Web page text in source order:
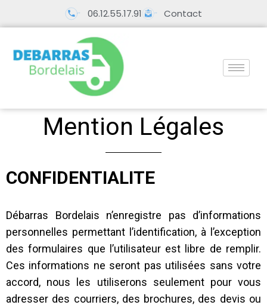
06.12.55.17.91 Contact
Mention Légales
CONFIDENTIALITE
Débarras Bordelais n’enregistre pas d’informations
personnelles permettant l’identification, à l’exception
des formulaires que l’utilisateur est libre de remplir.
Ces informations ne seront pas utilisées sans votre
accord, nous les utiliserons seulement pour vous
adresser des courriers, des brochures, des devis ou